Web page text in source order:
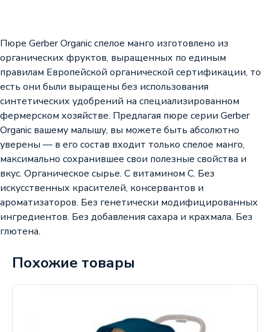
Пюре Gerber Organic спелое манго изготовлено из
органических фруктов, выращенных по единым
правилам Европейской органической сертификации, то
есть они были выращены без использования
синтетических удобрений на специализированном
фермерском хозяйстве. Предлагая пюре серии Gerber
Organic вашему малышу, вы можете быть абсолютно
уверены — в его состав входит только спелое манго,
максимально сохранившее свои полезные свойства и
вкус. Органическое сырье. С витамином С. Без
искусственных красителей, консервантов и
ароматизаторов. Без генетически модифицированных
ингредиентов. Без добавления сахара и крахмала. Без
глютена.
Похожие товары